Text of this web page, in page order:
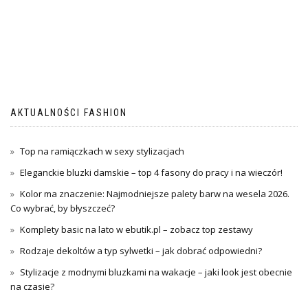
AKTUALNOŚCI FASHION
Top na ramiączkach w sexy stylizacjach
Eleganckie bluzki damskie – top 4 fasony do pracy i na wieczór!
Kolor ma znaczenie: Najmodniejsze palety barw na wesela 2026.
Co wybrać, by błyszczeć?
Komplety basic na lato w ebutik.pl – zobacz top zestawy
Rodzaje dekoltów a typ sylwetki – jak dobrać odpowiedni?
Stylizacje z modnymi bluzkami na wakacje – jaki look jest obecnie
na czasie?